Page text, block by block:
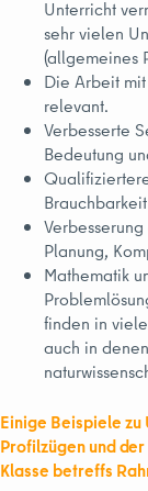
Unterricht
sehr vielen
(allgemeines
Die Arbeit
relevant.
Verbesserte
Bedeutung
Brauchbarkeit
Planung,
Mathematik
finden in
auch in
Einige Beispiele
Profilzügen und
Klasse betreffs